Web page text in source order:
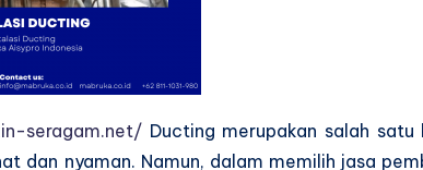
seragam.net/ Ducting merupakan salah
dan nyaman. Namun, dalam memilih jasa